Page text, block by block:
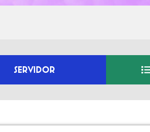
SERVIDOR